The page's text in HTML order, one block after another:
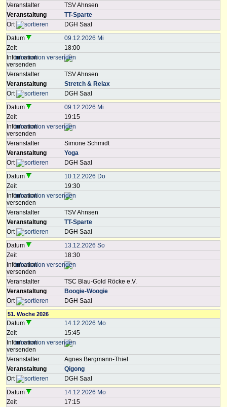
Veranstalter
TSV Ahnsen
Veranstaltung
TT-Sparte
Ort
DGH Saal
Datum
09.12.2026 Mi
Zeit
18:00
Information
versenden
Veranstalter
TSV Ahnsen
Veranstaltung
Stretch & Relax
Ort
DGH Saal
Datum
09.12.2026 Mi
Zeit
19:15
Information
versenden
Veranstalter
Simone Schmidt
Veranstaltung
Yoga
Ort
DGH Saal
Datum
10.12.2026 Do
Zeit
19:30
Information
versenden
Veranstalter
TSV Ahnsen
Veranstaltung
TT-Sparte
Ort
DGH Saal
Datum
13.12.2026 So
Zeit
18:30
Information
versenden
Veranstalter
TSC Blau-Gold Röcke e.V.
Veranstaltung
Boogie-Woogie
Ort
DGH Saal
51. Woche 2026
Datum
14.12.2026 Mo
Zeit
15:45
Information
versenden
Veranstalter
Agnes Bergmann-Thiel
Veranstaltung
Qigong
Ort
DGH Saal
Datum
14.12.2026 Mo
Zeit
17:15